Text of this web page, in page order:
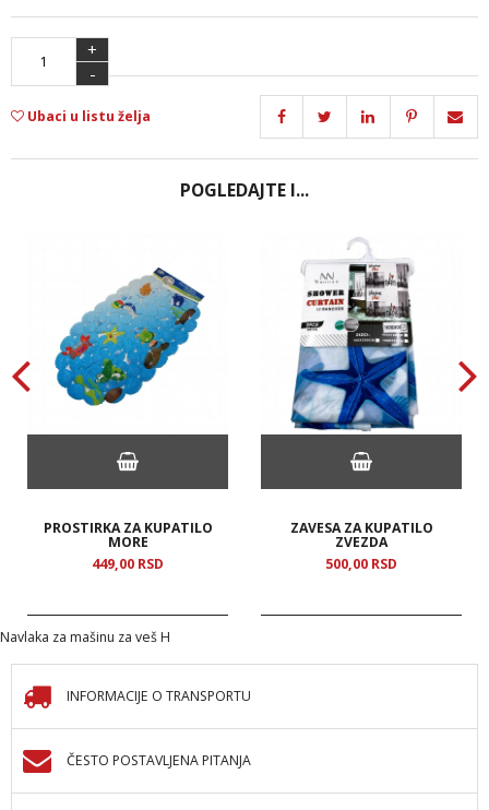
+
-
Ubaci u listu želja
POGLEDAJTE I...
PROSTIRKA ZA KUPATILO
MORE
449,00 RSD
ZAVESA ZA KUPATILO
ZVEZDA
500,00 RSD
Navlaka za mašinu za veš H
INFORMACIJE O TRANSPORTU
ČESTO POSTAVLJENA PITANJA